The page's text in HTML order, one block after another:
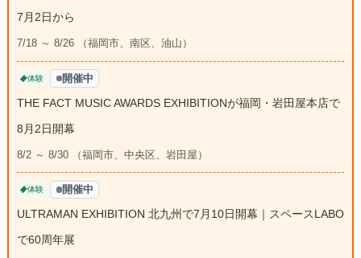
7月2日から
7/18 ～ 8/26 （福岡市、南区、油山）
体験 開催中
THE FACT MUSIC AWARDS EXHIBITIONが福岡・岩田屋本店で
8月2日開幕
8/2 ～ 8/30 （福岡市、中央区、岩田屋）
体験 開催中
ULTRAMAN EXHIBITION 北九州で7月10日開幕｜スペースLABO
で60周年展